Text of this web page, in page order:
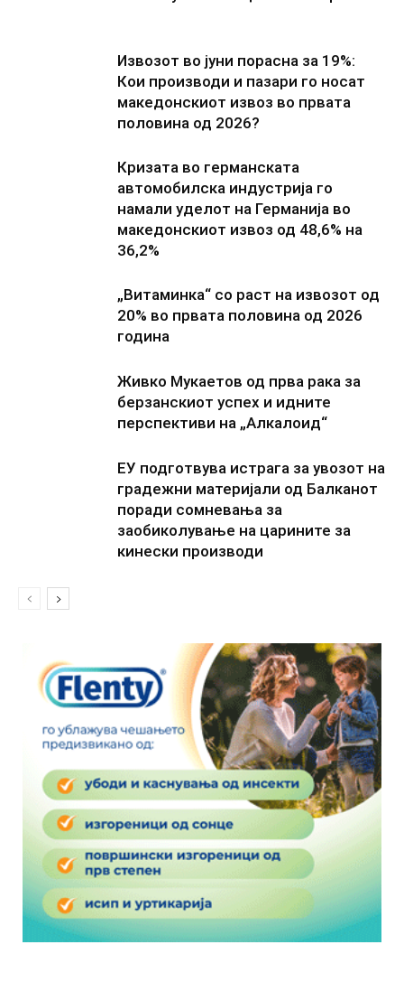
Извозот во јуни порасна за 19%:
Кои производи и пазари го носат
македонскиот извоз во првата
половина од 2026?
Кризата во германската
автомобилска индустрија го
намали уделот на Германија во
македонскиот извоз од 48,6% на
36,2%
„Витаминка“ со раст на извозот од
20% во првата половина од 2026
година
Живко Мукаетов од прва рака за
берзанскиот успех и идните
перспективи на „Алкалоид“
ЕУ подготвува истрага за увозот на
градежни материјали од Балканот
поради сомневања за
заобиколување на царините за
кинески производи